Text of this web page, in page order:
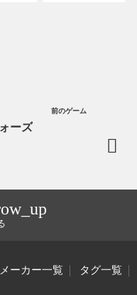
前のゲーム
ーズ
メーカー一覧 タグ一覧